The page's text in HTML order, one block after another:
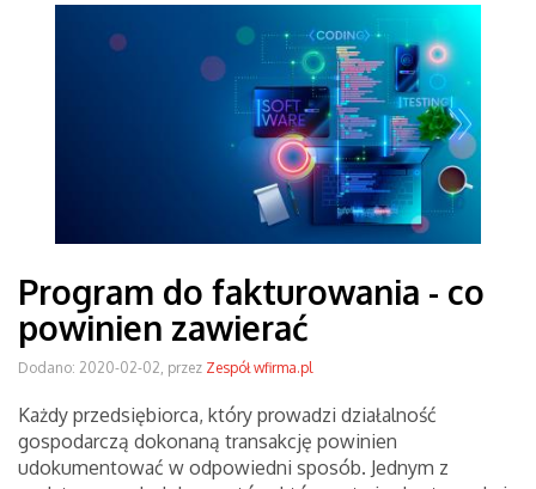
Program do fakturowania - co
powinien zawierać
Dodano: 2020-02-02, przez Zespół wfirma.pl
Każdy przedsiębiorca, który prowadzi działalność
gospodarczą dokonaną transakcję powinien
udokumentować w odpowiedni sposób. Jednym z